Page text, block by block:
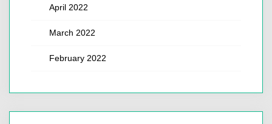
April 2022
March 2022
February 2022